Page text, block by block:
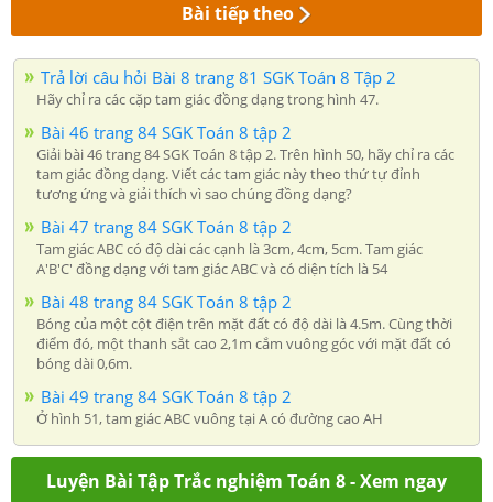
Bài tiếp theo
Trả lời câu hỏi Bài 8 trang 81 SGK Toán 8 Tập 2
Hãy chỉ ra các cặp tam giác đồng dạng trong hình 47.
Bài 46 trang 84 SGK Toán 8 tập 2
Giải bài 46 trang 84 SGK Toán 8 tập 2. Trên hình 50, hãy chỉ ra các
tam giác đồng dạng. Viết các tam giác này theo thứ tự đỉnh
tương ứng và giải thích vì sao chúng đồng dạng?
Bài 47 trang 84 SGK Toán 8 tập 2
Tam giác ABC có độ dài các cạnh là 3cm, 4cm, 5cm. Tam giác
A'B'C' đồng dạng với tam giác ABC và có diện tích là 54
Bài 48 trang 84 SGK Toán 8 tập 2
Bóng của một cột điện trên mặt đất có độ dài là 4.5m. Cùng thời
điểm đó, một thanh sắt cao 2,1m cắm vuông góc với mặt đất có
bóng dài 0,6m.
Bài 49 trang 84 SGK Toán 8 tập 2
Ở hình 51, tam giác ABC vuông tại A có đường cao AH
Luyện Bài Tập Trắc nghiệm Toán 8 - Xem ngay